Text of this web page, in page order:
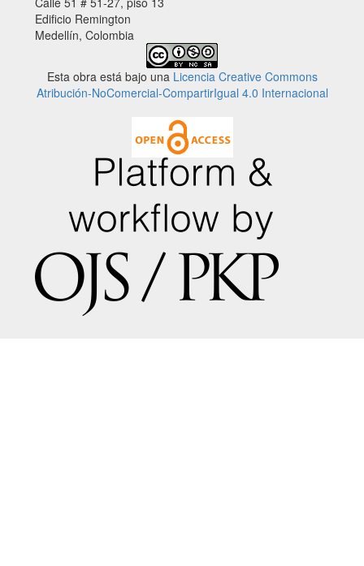
Edificio Remington
Medellín, Colombia
Esta obra está bajo una Licencia Creative Commons
Atribución-NoComercial-CompartirIgual 4.0 Internacional